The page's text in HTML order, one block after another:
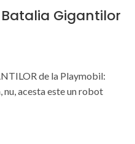
Gigantilor
de la Playmobil:
nu, acesta este un robot